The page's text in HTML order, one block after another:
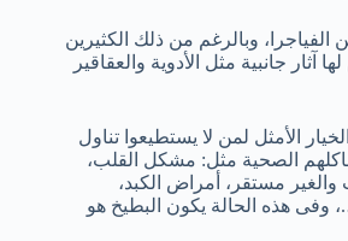
الفياجرا، وبالرغم من ذلك الكثيرين
آثار جانبية مثل الأدوية والعقاقير
الأمثل لمن لا يستطيعوا تناول
الصحية مثل: مشكل القلب،
مستقر، أمراض الكبد،
وفى هذه الحالة يكون البطيخ هو